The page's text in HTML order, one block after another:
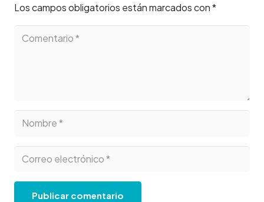
Los campos obligatorios están marcados con*
Publicar comentario